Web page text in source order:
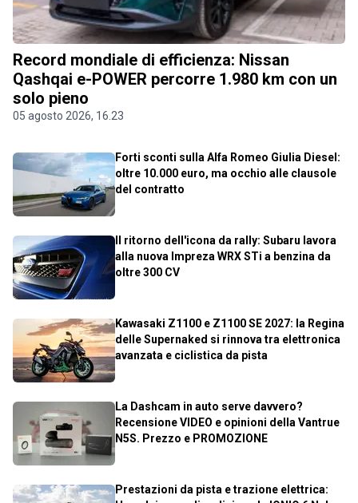
Record mondiale di efficienza: Nissan
Qashqai e-POWER percorre 1.980 km con un
solo pieno
05 agosto 2026, 16.23
Forti sconti sulla Alfa Romeo Giulia Diesel:
oltre 10.000 euro, ma occhio alle clausole
del contratto
Il ritorno dell'icona da rally: Subaru lavora
alla nuova Impreza WRX STi a benzina da
oltre 300 CV
Kawasaki Z1100 e Z1100 SE 2027: la Regina
delle Supernaked si rinnova tra elettronica
avanzata e ciclistica da pista
La Dashcam in auto serve davvero?
Recensione VIDEO e opinioni della Vantrue
N5S. Prezzo e PROMOZIONE
Prestazioni da pista e trazione elettrica: